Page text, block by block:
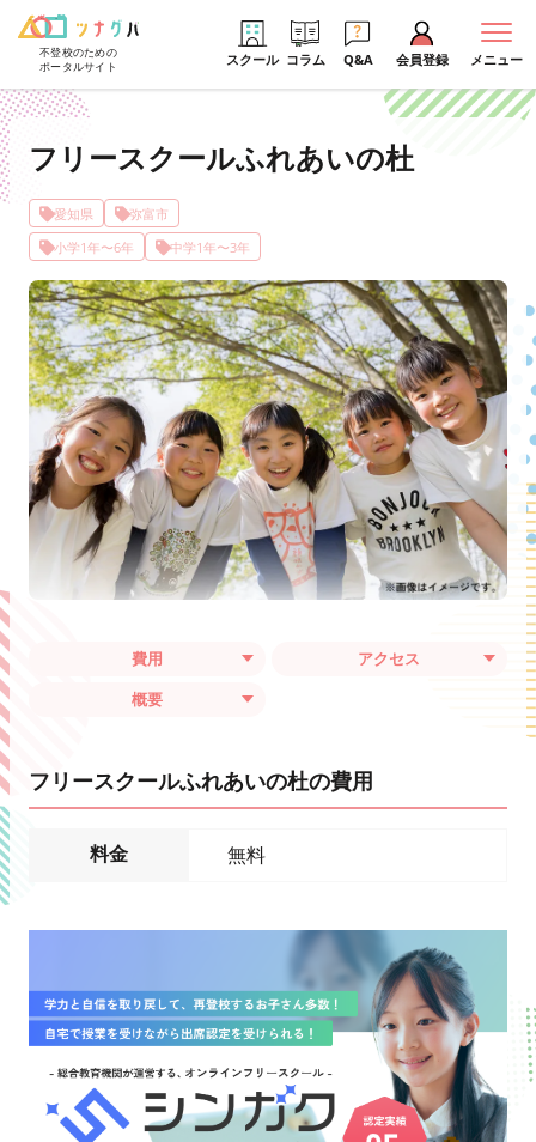
不登校のための
ポータルサイト
スクール コラム Q&A 会員登録 メニュー
フリースクールふれあいの杜
愛知県
弥富市
小学1年〜6年
中学1年〜3年
費用
アクセス
概要
フリースクールふれあいの杜の費用
料金 無料